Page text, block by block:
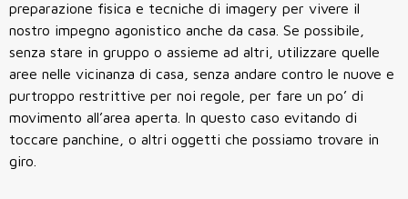
preparazione fisica e tecniche di imagery per vivere il
nostro impegno agonistico anche da casa. Se possibile,
senza stare in gruppo o assieme ad altri, utilizzare quelle
aree nelle vicinanza di casa, senza andare contro le nuove e
purtroppo restrittive per noi regole, per fare un po’ di
movimento all’area aperta. In questo caso evitando di
toccare panchine, o altri oggetti che possiamo trovare in
giro.